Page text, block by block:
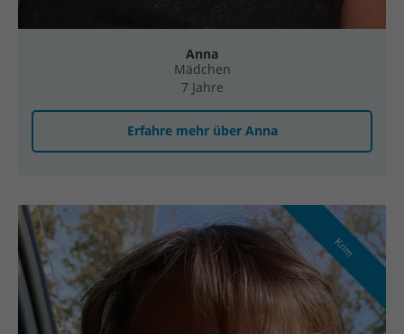
Anna
Mädchen
7 Jahre
Erfahre mehr über Anna
Krim